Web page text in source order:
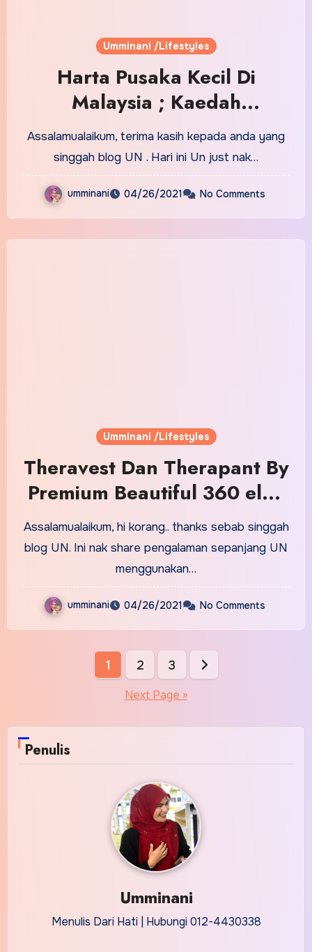
Umminani /Lifestyles
Harta Pusaka Kecil Di
Malaysia ; Kaedah
Pembahagian
Assalamualaikum, terima kasih kepada anda yang
singgah blog UN . Hari ini Un just nak…
umminani 04/26/2021 No Comments
Umminani /Lifestyles
Theravest Dan Therapant By
Premium Beautiful 360 elak
perut boyot!
Assalamualaikum, hi korang.. thanks sebab singgah
blog UN. Ini nak share pengalaman sepanjang UN
menggunakan…
umminani 04/26/2021 No Comments
1 2 3
Next Page »
Penulis
Umminani
Menulis Dari Hati | Hubungi 012-4430338